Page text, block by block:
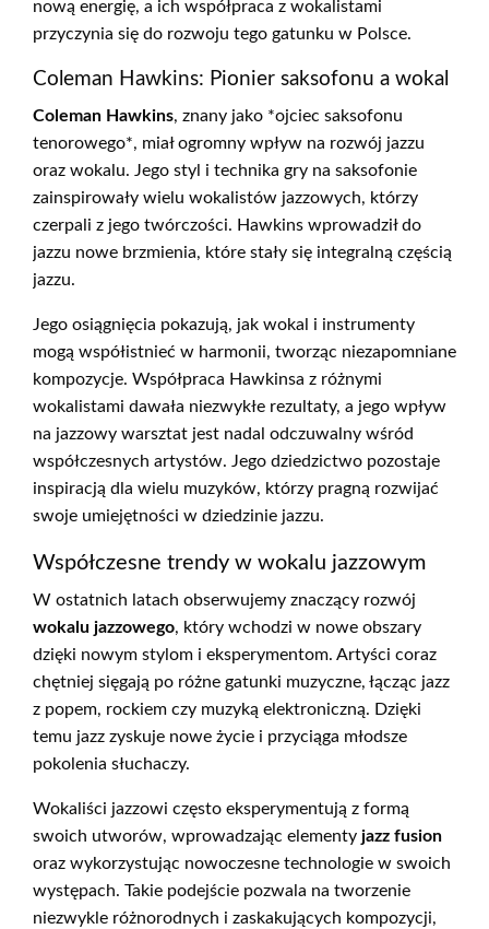
nową energię, a ich współpraca z wokalistami
przyczynia się do rozwoju tego gatunku w Polsce.
Coleman Hawkins: Pionier saksofonu a wokal
Coleman Hawkins, znany jako *ojciec saksofonu
tenorowego*, miał ogromny wpływ na rozwój jazzu
oraz wokalu. Jego styl i technika gry na saksofonie
zainspirowały wielu wokalistów jazzowych, którzy
czerpali z jego twórczości. Hawkins wprowadził do
jazzu nowe brzmienia, które stały się integralną częścią
jazzu.
Jego osiągnięcia pokazują, jak wokal i instrumenty
mogą współistnieć w harmonii, tworząc niezapomniane
kompozycje. Współpraca Hawkinsa z różnymi
wokalistami dawała niezwykłe rezultaty, a jego wpływ
na jazzowy warsztat jest nadal odczuwalny wśród
współczesnych artystów. Jego dziedzictwo pozostaje
inspiracją dla wielu muzyków, którzy pragną rozwijać
swoje umiejętności w dziedzinie jazzu.
Współczesne trendy w wokalu jazzowym
W ostatnich latach obserwujemy znaczący rozwój
wokalu jazzowego, który wchodzi w nowe obszary
dzięki nowym stylom i eksperymentom. Artyści coraz
chętniej sięgają po różne gatunki muzyczne, łącząc jazz
z popem, rockiem czy muzyką elektroniczną. Dzięki
temu jazz zyskuje nowe życie i przyciąga młodsze
pokolenia słuchaczy.
Wokaliści jazzowi często eksperymentują z formą
swoich utworów, wprowadzając elementy jazz fusion
oraz wykorzystując nowoczesne technologie w swoich
występach. Takie podejście pozwala na tworzenie
niezwykle różnorodnych i zaskakujących kompozycji,